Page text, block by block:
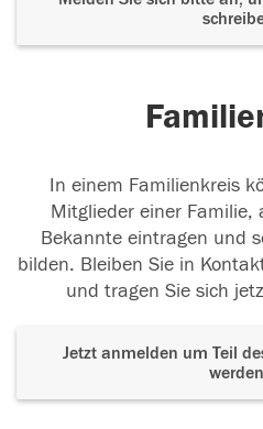
In einem Familienkreis
Mitglieder einer Familie,
Bekannte eintragen und
bilden. Bleiben Sie in
und tragen Sie sich
Jetzt anmelden um Teil